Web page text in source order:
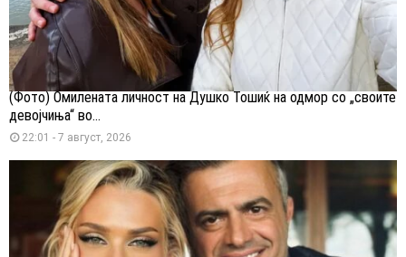
(Фото) Омилената личност на Душко Тошиќ на одмор со „своите
девојчиња“ во...
22:01 - 7 август, 2026